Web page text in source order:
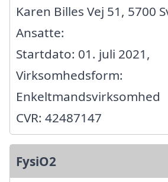
Karen Billes Vej 51, 5700
Ansatte:
Startdato: 01. juli 2021,
Virksomhedsform:
Enkeltmandsvirksomhed
CVR: 42487147
FysiO2